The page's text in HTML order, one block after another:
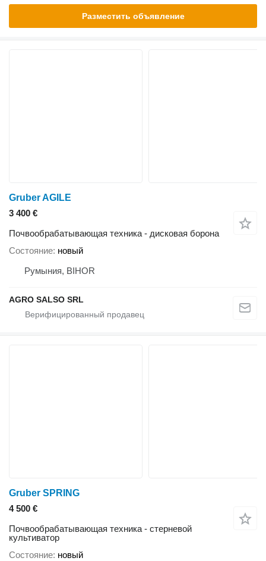
Разместить объявление
Gruber AGILE
3 400 €
Почвообрабатывающая техника - дисковая борона
Состояние новый
Румыния, BIHOR
AGRO SALSO SRL
Gruber SPRING
4 500 €
Почвообрабатывающая техника - стерневой
культиватор
Состояние новый